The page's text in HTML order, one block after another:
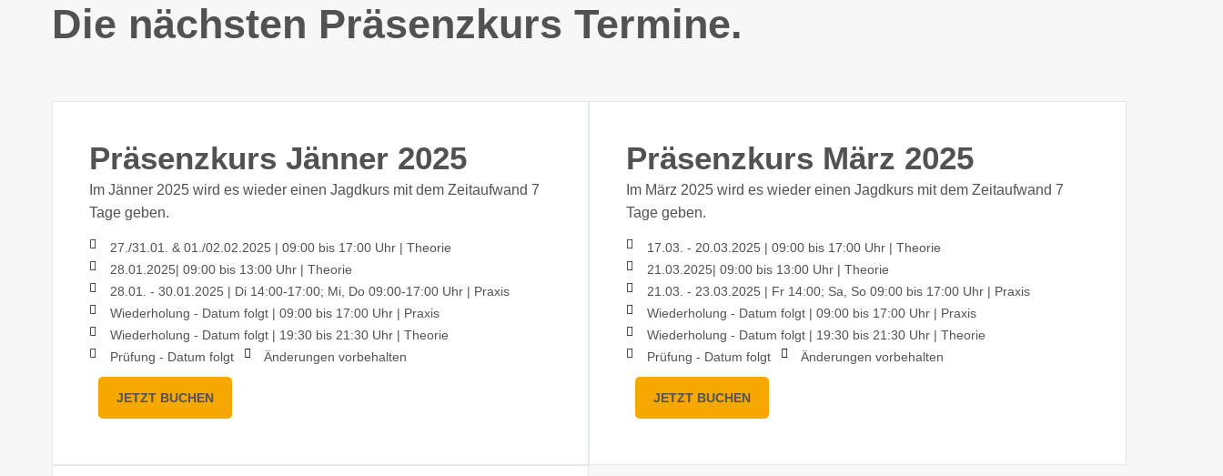
Die nächsten Präsenzkurs Termine.
Präsenzkurs Jänner 2025
Im Jänner 2025 wird es wieder einen Jagdkurs mit dem Zeitaufwand 7
Tage geben.
27./31.01. & 01./02.02.2025 | 09:00 bis 17:00 Uhr | Theorie
28.01.2025| 09:00 bis 13:00 Uhr | Theorie
28.01. - 30.01.2025 | Di 14:00-17:00; Mi, Do 09:00-17:00 Uhr | Praxis
Wiederholung - Datum folgt | 09:00 bis 17:00 Uhr | Praxis
Wiederholung - Datum folgt | 19:30 bis 21:30 Uhr | Theorie
Prüfung - Datum folgt
Änderungen vorbehalten
JETZT BUCHEN
Präsenzkurs März 2025
Im März 2025 wird es wieder einen Jagdkurs mit dem Zeitaufwand 7
Tage geben.
17.03. - 20.03.2025 | 09:00 bis 17:00 Uhr | Theorie
21.03.2025| 09:00 bis 13:00 Uhr | Theorie
21.03. - 23.03.2025 | Fr 14:00; Sa, So 09:00 bis 17:00 Uhr | Praxis
Wiederholung - Datum folgt | 09:00 bis 17:00 Uhr | Praxis
Wiederholung - Datum folgt | 19:30 bis 21:30 Uhr | Theorie
Prüfung - Datum folgt
Änderungen vorbehalten
JETZT BUCHEN